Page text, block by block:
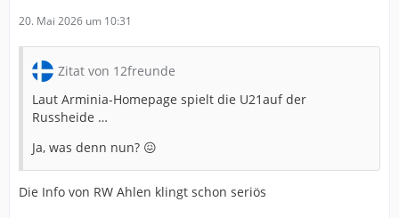
20. Mai 2026 um 10:31
Zitat von 12freunde
Laut Arminia-Homepage spielt die U21auf der
Russheide …
Ja, was denn nun? 😖
Die Info von RW Ahlen klingt schon seriös